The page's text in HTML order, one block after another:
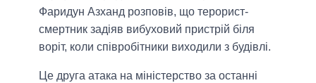
Фаридун Азханд розповів, що терорист-
смертник задіяв вибуховий пристрій біля
воріт, коли співробітники виходили з будівлі.
Це друга атака на міністерство за останні